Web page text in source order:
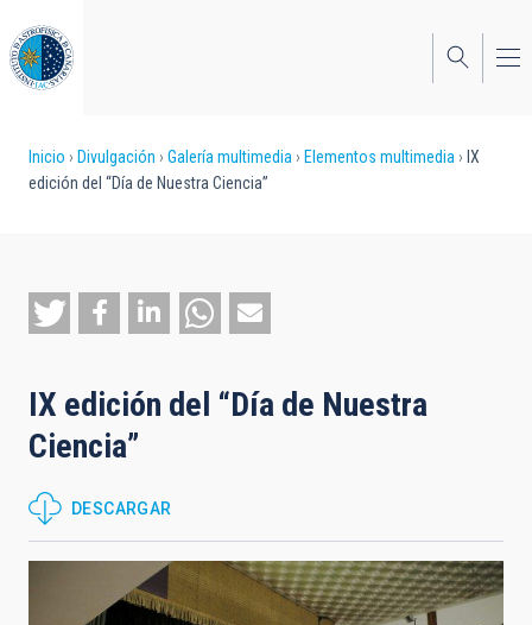
al
contenido
principal
Sobrescribir
ayuda
a
navegación
Inicio Divulgación Galería multimedia Elementos multimedia
IX
edición del “Día de Nuestra Ciencia”
IX edición del “Día de Nuestra
Ciencia”
DESCARGAR